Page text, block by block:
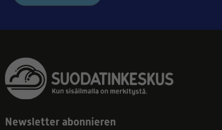
Newsletter abonnieren